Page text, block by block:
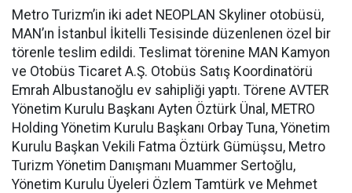
Metro Turizm’in iki adet NEOPLAN Skyliner otobüsü,
MAN’ın İstanbul İkitelli Tesisinde düzenlenen özel bir
törenle teslim edildi. Teslimat törenine MAN Kamyon
ve Otobüs Ticaret A.Ş. Otobüs Satış Koordinatörü
Emrah Albustanoğlu ev sahipliği yaptı. Törene AVTER
Yönetim Kurulu Başkanı Ayten Öztürk Ünal, METRO
Holding Yönetim Kurulu Başkanı Orbay Tuna, Yönetim
Kurulu Başkan Vekili Fatma Öztürk Gümüşsu, Metro
Turizm Yönetim Danışmanı Muammer Sertoğlu,
Yönetim Kurulu Üyeleri Özlem Tamtürk ve Mehmet